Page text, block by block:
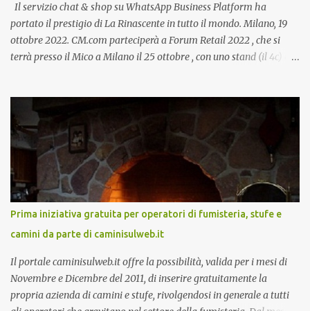
Il servizio chat & shop su WhatsApp Business Platform ha
portato il prestigio di La Rinascente in tutto il mondo. Milano, 19
ottobre 2022. CM.com parteciperà a Forum Retail 2022 , che si
terrà presso il Mico a Milano il 25 ottobre , con uno stand (il 4c) e
tramite WhatsApp Business ”. Il primo appuntamento è per le ore
14:30 con Cristina Parigi, Country Manager di CM.com Italia, che
terrà una presentazione dal titolo:” Il presente e futuro del
Customer care omnicanale: come incontrare le aspettative dei
clienti ”. I punti che verranno affrontati sono il Customer care, lo
stato dell’arte e i punti di miglioramento, quali i molteplici canali di
comunicazione e quali utilizzare in ottica di miglioramento, le
previsioni da oggi al 2030 su come rispondere alle aspettative del
c...
Prima iniziativa gratuita per operatori di fumisteria, stufe e
camini da parte di caminisulweb.it
Il portale caminisulweb.it offre la possibilità, valida per i mesi di
Novembre e Dicembre del 2011, di inserire gratuitamente la
propria azienda di camini e stufe, rivolgendosi in generale a tutti